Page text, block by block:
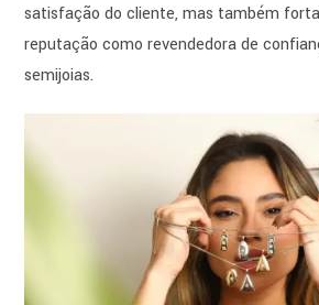
satisfação do cliente, mas também
reputação como revendedora de
semijoias.